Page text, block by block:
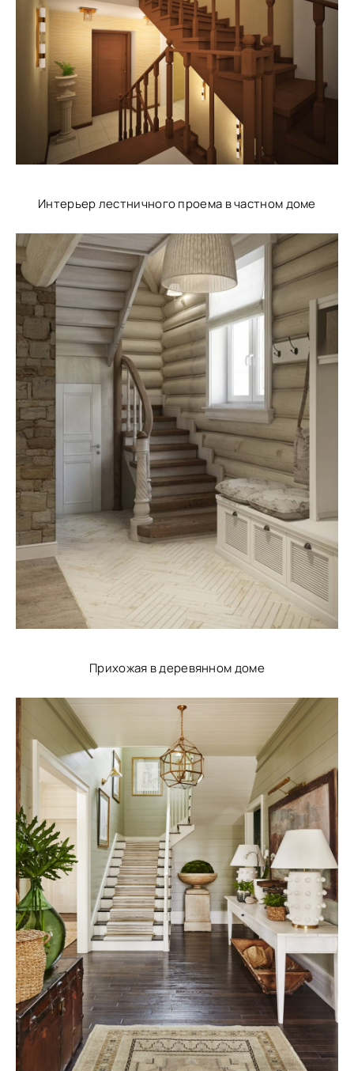
Интерьер лестничного проема в частном доме
Прихожая в деревянном доме